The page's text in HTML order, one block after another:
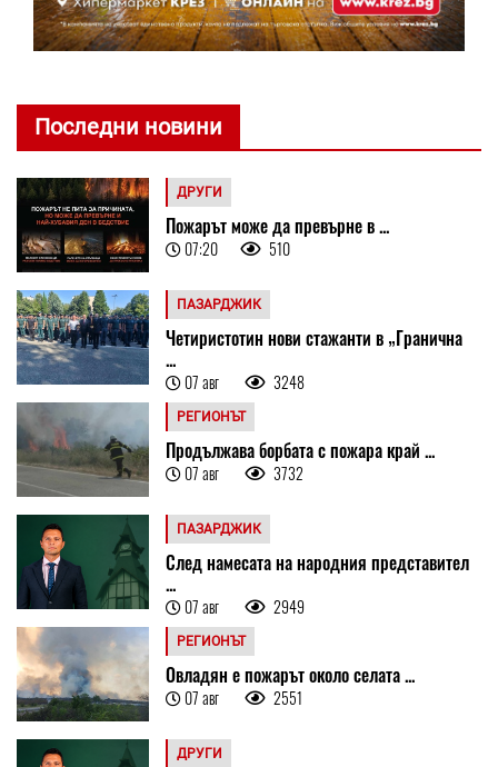
Последни новини
ДРУГИ
Пожарът може да превърне в ...
07:20 510
ПАЗАРДЖИК
Четиристотин нови стажанти в „Гранична
...
07 авг 3248
РЕГИОНЪТ
Продължава борбата с пожара край ...
07 авг 3732
ПАЗАРДЖИК
След намесата на народния представител
...
07 авг 2949
РЕГИОНЪТ
Овладян е пожарът около селата ...
07 авг 2551
ДРУГИ